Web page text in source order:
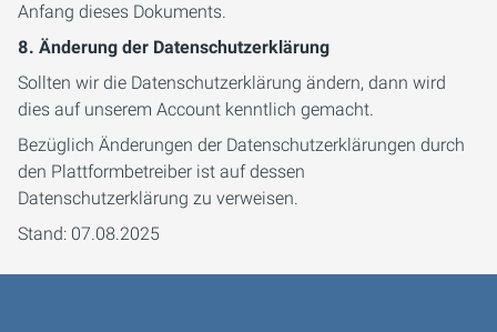
Anfang dieses Dokuments.
8. Änderung der Datenschutzerklärung
Sollten wir die Datenschutzerklärung ändern, dann wird
dies auf unserem Account kenntlich gemacht.
Bezüglich Änderungen der Datenschutzerklärungen durch
den Plattformbetreiber ist auf dessen
Datenschutzerklärung zu verweisen.
Stand: 07.08.2025